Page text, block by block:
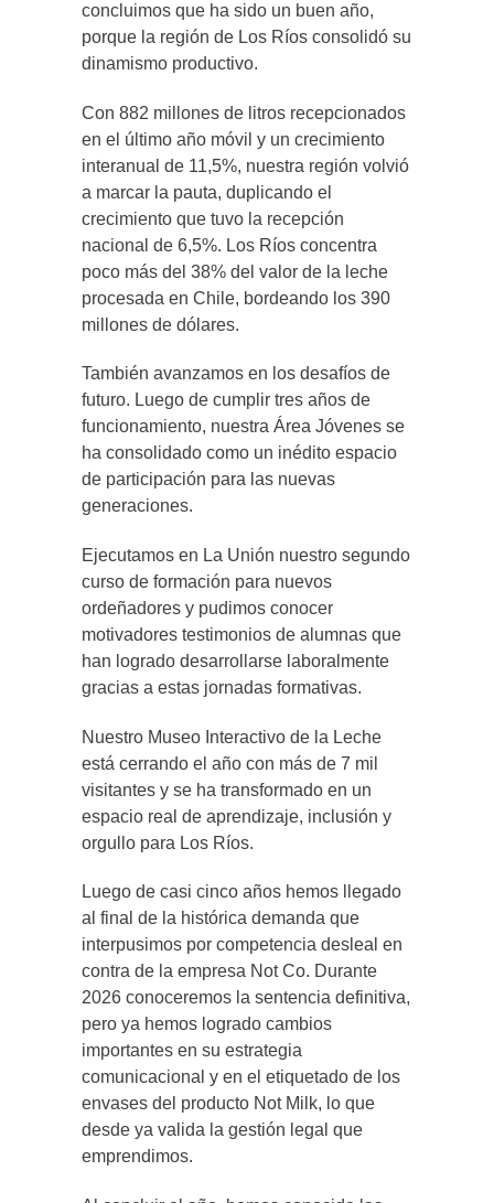
concluimos que ha sido un buen año,
porque la región de Los Ríos consolidó su
dinamismo productivo.
Con 882 millones de litros recepcionados
en el último año móvil y un crecimiento
interanual de 11,5%, nuestra región volvió
a marcar la pauta, duplicando el
crecimiento que tuvo la recepción
nacional de 6,5%. Los Ríos concentra
poco más del 38% del valor de la leche
procesada en Chile, bordeando los 390
millones de dólares.
También avanzamos en los desafíos de
futuro. Luego de cumplir tres años de
funcionamiento, nuestra Área Jóvenes se
ha consolidado como un inédito espacio
de participación para las nuevas
generaciones.
Ejecutamos en La Unión nuestro segundo
curso de formación para nuevos
ordeñadores y pudimos conocer
motivadores testimonios de alumnas que
han logrado desarrollarse laboralmente
gracias a estas jornadas formativas.
Nuestro Museo Interactivo de la Leche
está cerrando el año con más de 7 mil
visitantes y se ha transformado en un
espacio real de aprendizaje, inclusión y
orgullo para Los Ríos.
Luego de casi cinco años hemos llegado
al final de la histórica demanda que
interpusimos por competencia desleal en
contra de la empresa Not Co. Durante
2026 conoceremos la sentencia definitiva,
pero ya hemos logrado cambios
importantes en su estrategia
comunicacional y en el etiquetado de los
envases del producto Not Milk, lo que
desde ya valida la gestión legal que
emprendimos.